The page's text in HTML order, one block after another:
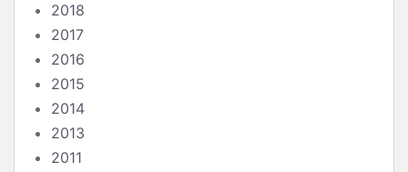
2018
2017
2016
2015
2014
2013
2011